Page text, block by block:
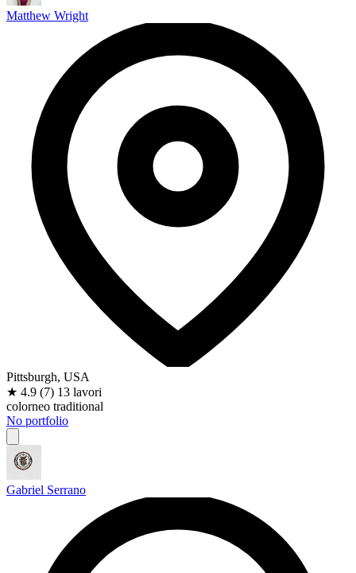
Matthew Wright
Pittsburgh, USA
★ 4.9 (7) 13 lavori
colorneo traditional
No portfolio
Gabriel Serrano